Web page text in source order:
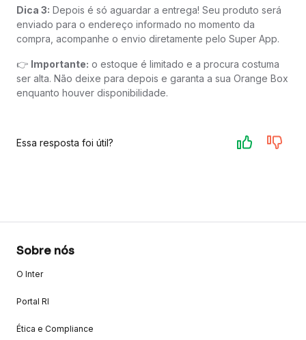
Dica 3: Depois é só aguardar a entrega! Seu produto será
enviado para o endereço informado no momento da
compra, acompanhe o envio diretamente pelo Super App.
👉 Importante: o estoque é limitado e a procura costuma
ser alta. Não deixe para depois e garanta a sua Orange Box
enquanto houver disponibilidade.
Essa resposta foi útil?
Sobre nós
O Inter
Portal RI
Ética e Compliance